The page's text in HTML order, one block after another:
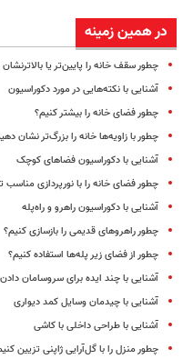
در همین زمینه
چطور سقف خانه را پایین‌تر یا
آشنایی با نکته‌هایی در مورد دکوراسیون
چطور فضای خانه را بیشتر کنیم؟
چطور با زاویه‌ها خانه را بزرگ‌تر نشان
آشنایی با دکوراسیون فضاهای کوچک
چطور فضای خانه را با نورپردازی مناسب
آشنایی با دکوراسیون راهرو و راه‌پله
چطور راهروهای قدیمی را بازسازی کنیم؟
چطور از فضای زیر پله‌ها استفاده کنیم؟
آشنایی با چند ایده برای سروسامان
آشنایی با چیدمان وسایل کمد دیواری
آشنایی با طراحی داخلی با کاشی
چطور منزل را با گل‌آرایی ژاپنی تزیین